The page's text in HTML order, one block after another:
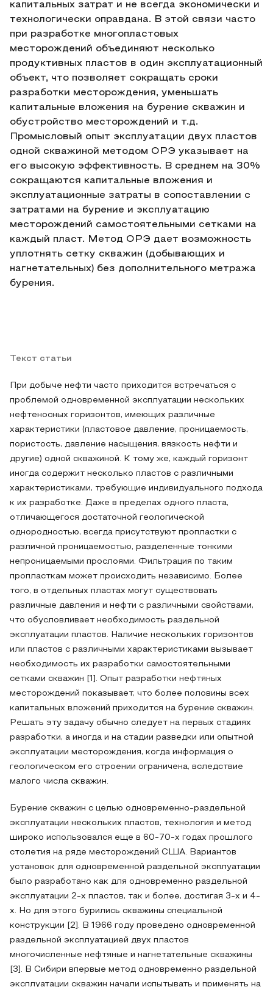
капитальных затрат и не всегда экономически и
технологически оправдана. В этой связи часто
при разработке многопластовых
месторождений объединяют несколько
продуктивных пластов в один эксплуатационный
объект, что позволяет сокращать сроки
разработки месторождения, уменьшать
капитальные вложения на бурение скважин и
обустройство месторождений и т.д.
Промысловый опыт эксплуатации двух пластов
одной скважиной методом ОРЭ указывает на
его высокую эффективность. В среднем на 30%
сокращаются капитальные вложения и
эксплуатационные затраты в сопоставлении с
затратами на бурение и эксплуатацию
месторождений самостоятельными сетками на
каждый пласт. Метод ОРЭ дает возможность
уплотнять сетку скважин (добывающих и
нагнетательных) без дополнительного метража
бурения.
Текст статьи
При добыче нефти часто приходится встречаться с
проблемой одновременной эксплуатации нескольких
нефтеносных горизонтов, имеющих различные
характеристики (пластовое давление, проницаемость,
пористость, давление насыщения, вязкость нефти и
другие) одной скважиной. К тому же, каждый горизонт
иногда содержит несколько пластов с различными
характеристиками, требующие индивидуального подхода
к их разработке. Даже в пределах одного пласта,
отличающегося достаточной геологической
однородностью, всегда присутствуют пропластки с
различной проницаемостью, разделенные тонкими
непроницаемыми прослоями. Фильтрация по таким
пропласткам может происходить независимо. Более
того, в отдельных пластах могут существовать
различные давления и нефти с различными свойствами,
что обусловливает необходимость раздельной
эксплуатации пластов. Наличие нескольких горизонтов
или пластов с различными характеристиками вызывает
необходимость их разработки самостоятельными
сетками скважин [1]. Опыт разработки нефтяных
месторождений показывает, что более половины всех
капитальных вложений приходится на бурение скважин.
Решать эту задачу обычно следует на первых стадиях
разработки, а иногда и на стадии разведки или опытной
эксплуатации месторождения, когда информация о
геологическом его строении ограничена, вследствие
малого числа скважин.
Бурение скважин с целью одновременно-раздельной
эксплуатации нескольких пластов, технология и метод
широко использовался еще в 60-70-х годах прошлого
столетия на ряде месторождений США. Вариантов
установок для одновременной раздельной эксплуатации
было разработано как для одновременно раздельной
эксплуатации 2-х пластов, так и более, достигая 3-х и 4-
х. Но для этого бурились скважины специальной
конструкции [2]. В 1966 году проведено одновременной
раздельной эксплуатацией двух пластов
многочисленные нефтяные и нагнетательные скважины
[3]. В Сибири впервые метод одновременно раздельной
эксплуатации скважин начали испытывать и применять на